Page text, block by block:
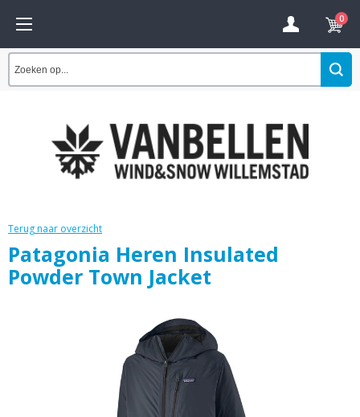
0
Terug naar overzicht
Patagonia Heren Insulated
Powder Town Jacket